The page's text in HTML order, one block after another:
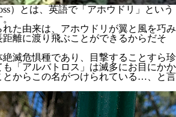
）とは、英語で「アホウドリ」という
た由来は、アホウドリが翼と風を巧み
離に渡り飛ぶことができるからだそ
滅危惧種であり、目撃することすら珍
も「アルバトロス」は滅多にお目にかか
とからこの名がつけられている…、と言